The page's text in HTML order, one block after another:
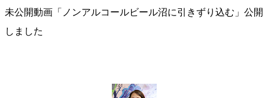
未公開動画「ノンアルコールビール沼に引きずり込む」公開
しました